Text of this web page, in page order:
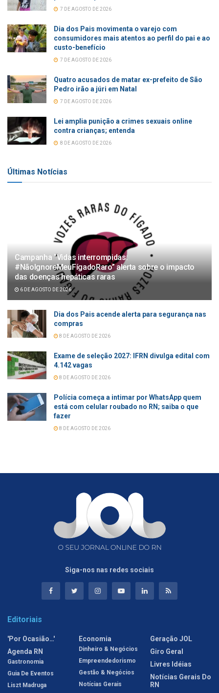
7 DE AGOSTO DE 2026
Dia dos Pais movimenta o varejo com
consumidores mais atentos ao perfil do pai e ao
custo-benefício
7 DE AGOSTO DE 2026
Quatro acusados de matar ex-prefeito de São
Pedro irão a júri em Natal
7 DE AGOSTO DE 2026
Lei amplia punição a crimes sexuais online
contra crianças; entenda
8 DE AGOSTO DE 2026
Últimas Notícias
Campanha “Vidas interrompidas:
#NãoIgnoreMeuFígadoRaro” alerta sobre o impacto
das doenças hepáticas raras
6 DE AGOSTO DE 2026
Dia dos Pais acende alerta para segurança nas
compras
8 DE AGOSTO DE 2026
Exame de seleção 2027: IFRN divulga edital com
4.142 vagas
8 DE AGOSTO DE 2026
Polícia começa a intimar por WhatsApp quem
está com celular roubado no RN; saiba o que
fazer
8 DE AGOSTO DE 2026
Siga-nos nas redes sociais
Editoriais
'Por Ocasião…'
Agenda RN
Gastronomia
Guia De Eventos
Liszt Madruga
Economia
Dinheiro & Negócios
Empreendedorismo
Gestão & Negócios
Notícias Gerais
Geração JOL
Giro Geral
Livres Idéias
Notícias Gerais Do
RN